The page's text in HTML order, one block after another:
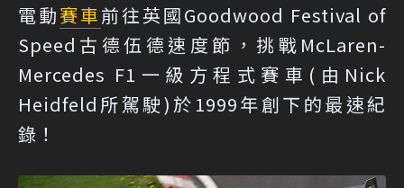
電動賽車前往英國Goodwood Festival of
Speed古德伍德速度節，挑戰McLaren-
Mercedes F1一級方程式賽車(由Nick
Heidfeld所駕駛)於1999年創下的最速紀
錄！